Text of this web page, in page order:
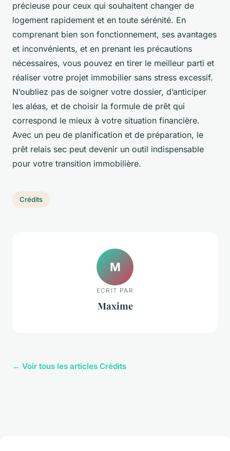
précieuse pour ceux qui souhaitent changer de
logement rapidement et en toute sérénité. En
comprenant bien son fonctionnement, ses avantages
et inconvénients, et en prenant les précautions
nécessaires, vous pouvez en tirer le meilleur parti et
réaliser votre projet immobilier sans stress excessif.
N’oubliez pas de soigner votre dossier, d’anticiper
les aléas, et de choisir la formule de prêt qui
correspond le mieux à votre situation financière.
Avec un peu de planification et de préparation, le
prêt relais sec peut devenir un outil indispensable
pour votre transition immobilière.
Crédits
M
ECRIT PAR
Maxime
← Voir tous les articles Crédits